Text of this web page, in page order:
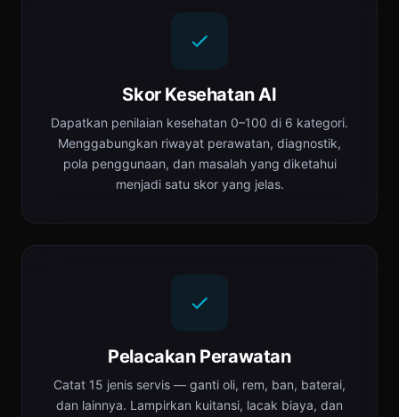
Skor Kesehatan AI
Dapatkan penilaian kesehatan 0–100 di 6 kategori.
Menggabungkan riwayat perawatan, diagnostik,
pola penggunaan, dan masalah yang diketahui
menjadi satu skor yang jelas.
Pelacakan Perawatan
Catat 15 jenis servis — ganti oli, rem, ban, baterai,
dan lainnya. Lampirkan kuitansi, lacak biaya, dan